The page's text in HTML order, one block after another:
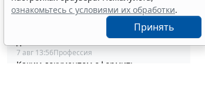
7 авг 14:20 Общество
Совет ФПА РФ утвердил новые
разъяснения по вопросам адвокатской
7 авг 13:56Профессия
Каким документом оформить
ознакомьтесь с условиями их обработки.
Принять